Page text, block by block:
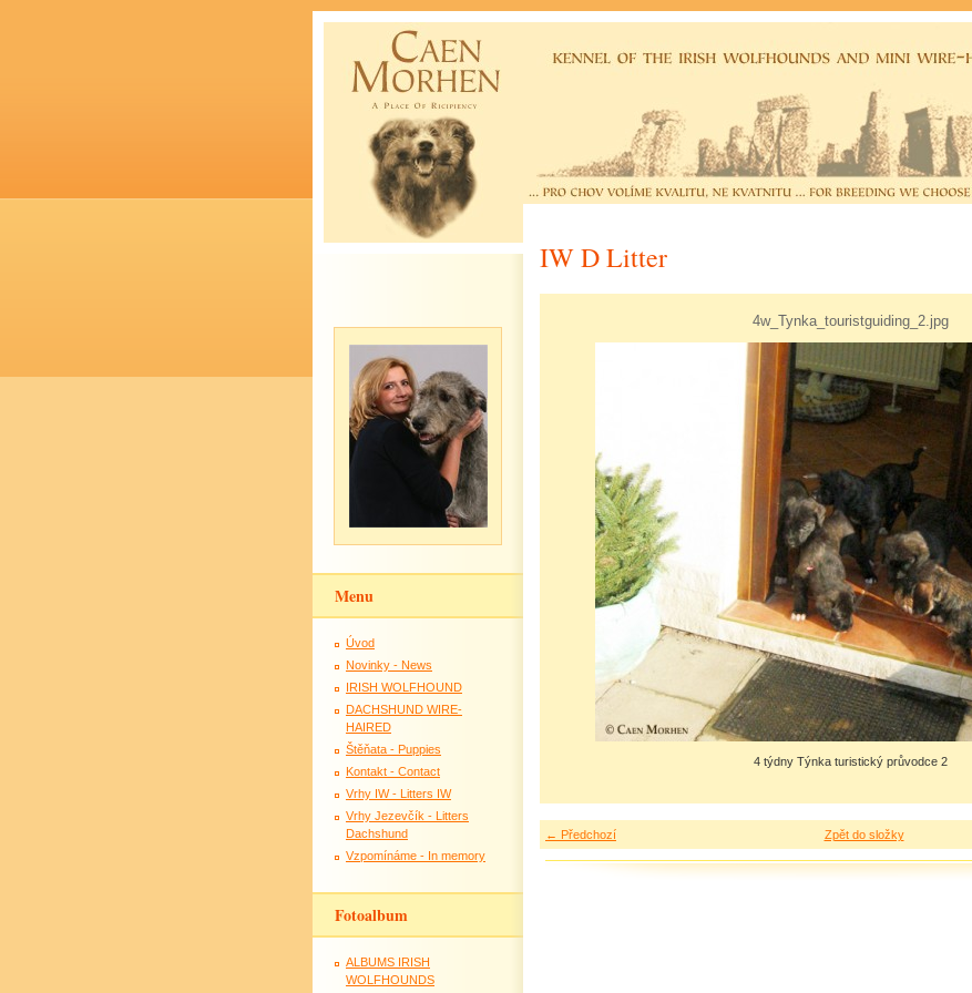
IW D Litter
4w_Tynka_touristguiding_2.jpg
4 týdny Týnka turistický průvodce 2
← Předchozí Zpět do složky
Menu
Úvod
Novinky - News
IRISH WOLFHOUND
DACHSHUND WIRE-
HAIRED
Štěňata - Puppies
Kontakt - Contact
Vrhy IW - Litters IW
Vrhy Jezevčík - Litters
Dachshund
Vzpomínáme - In memory
Fotoalbum
ALBUMS IRISH
WOLFHOUNDS